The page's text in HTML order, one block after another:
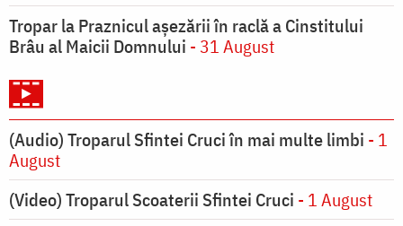
Tropar la Praznicul aşezării în raclă a Cinstitului
Brâu al Maicii Domnului - 31 August
(Audio) Troparul Sfintei Cruci în mai multe limbi - 1
August
(Video) Troparul Scoaterii Sfintei Cruci - 1 August